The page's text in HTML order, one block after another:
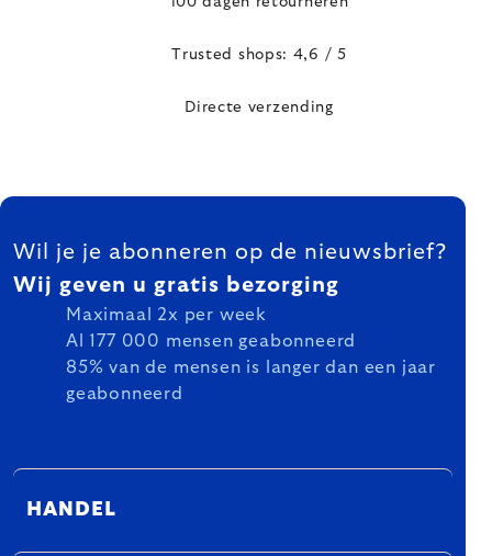
Trusted shops: 4,6 / 5
Directe verzending
FOOTER
Wil je je abonneren op de nieuwsbrief?
Wij geven u gratis bezorging
Maximaal 2x per week
Al 177 000 mensen geabonneerd
85% van de mensen is langer dan een jaar
geabonneerd
HANDEL